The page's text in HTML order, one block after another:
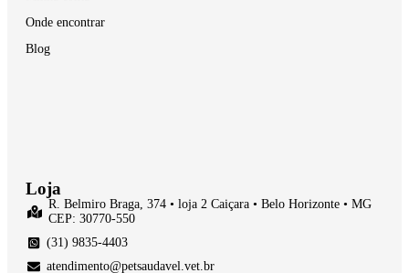
Onde encontrar
Blog
Loja
R. Belmiro Braga, 374 • loja 2 Caiçara • Belo Horizonte • MG
CEP: 30770-550
(31) 9835-4403
atendimento@petsaudavel.vet.br